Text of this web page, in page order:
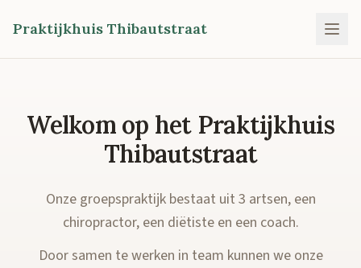
Praktijkhuis Thibautstraat
Welkom op het Praktijkhuis
Thibautstraat
Onze groepspraktijk bestaat uit 3 artsen, een
chiropractor, een diëtiste en een coach.
Door samen te werken in team kunnen we onze